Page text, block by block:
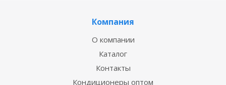
Компания
О компании
Каталог
Контакты
Кондиционеры оптом